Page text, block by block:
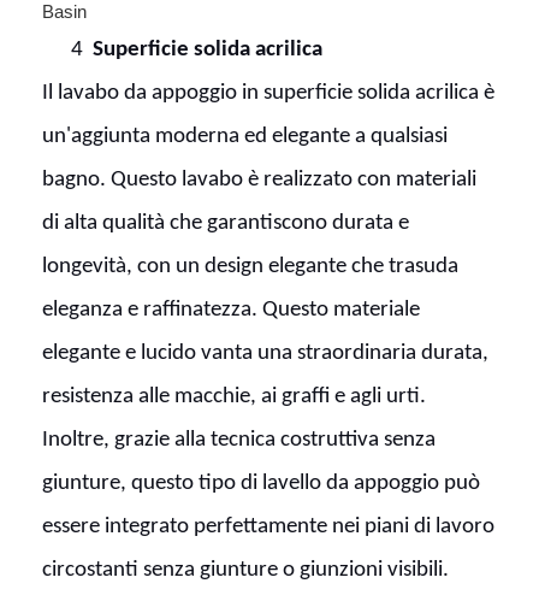
4 Superficie solida acrilica
Il lavabo da appoggio in superficie solida acrilica è
un'aggiunta moderna ed elegante a qualsiasi
bagno. Questo lavabo è realizzato con materiali
di alta qualità che garantiscono durata e
longevità, con un design elegante che trasuda
eleganza e raffinatezza. Questo materiale
elegante e lucido vanta una straordinaria durata,
resistenza alle macchie, ai graffi e agli urti.
Inoltre, grazie alla tecnica costruttiva senza
giunture, questo tipo di lavello da appoggio può
essere integrato perfettamente nei piani di lavoro
circostanti senza giunture o giunzioni visibili.